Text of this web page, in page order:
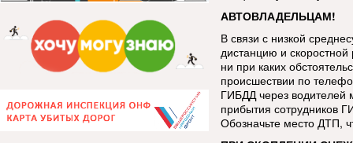
АВТОВЛАДЕЛЬЦАМ!
В связи с низкой
дистанцию и
ни при каких
происшествии по
ГИБДД через
прибытия сотрудников
Обозначьте место ДТП,